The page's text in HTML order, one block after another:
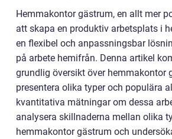
Hemmakontor gästrum, en allt mer
att skapa en produktiv arbetsplats i
en flexibel och anpassningsbar
på arbete hemifrån. Denna artikel
grundlig översikt över hemmakontor
presentera olika typer och populära
kvantitativa mätningar om dessa
analysera skillnaderna mellan olika
hemmakontor gästrum och